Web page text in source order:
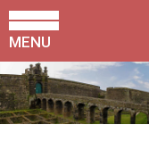
MENU